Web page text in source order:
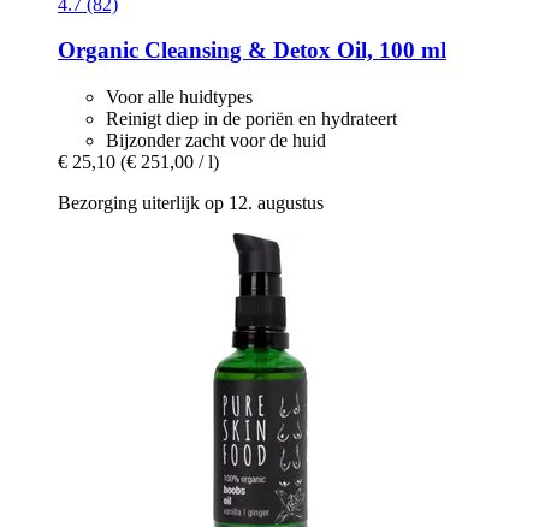
Organic Cleansing & Detox Oil, 100 ml
Voor alle huidtypes
Reinigt diep in de poriën en hydrateert
Bijzonder zacht voor de huid
€ 25,10 (€ 251,00 / l)
Bezorging uiterlijk op 12. augustus